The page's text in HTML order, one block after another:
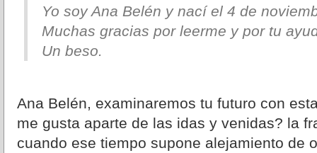
Yo soy Ana Belén y nací el 4 de
Muchas gracias por leerme y por tu
Un beso.
Ana Belén, examinaremos tu futuro con
me gusta aparte de las idas y venidas? la
cuando ese tiempo supone alejamiento de